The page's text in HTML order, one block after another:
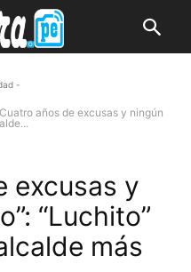
-
años de excusas y ningún
excusas y
“Luchito”
más